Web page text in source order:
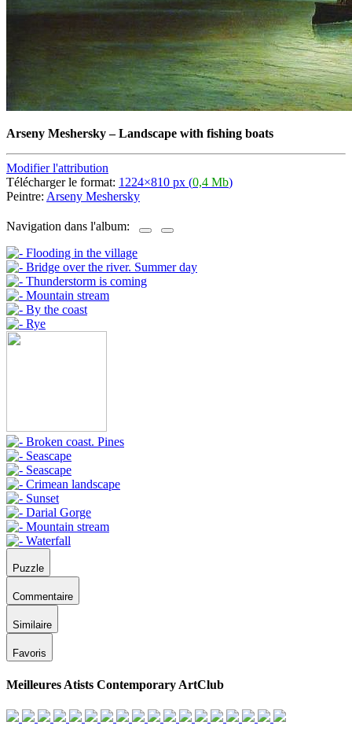
Arseny Meshersky–Landscape with fishing boats
Modifier l'attribution
Télécharger le format: 1224×810 px (0,4 Mb)
Peintre: Arseny Meshersky
Navigation dans l'album:
Puzzle
Commentaire
Similaire
Favoris
Meilleures Atists Contemporary ArtClub